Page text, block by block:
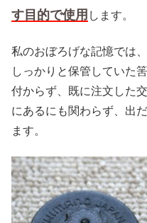
す目的で使用 します。
私のおぼろげな記憶では
しっかりと保管していた
付からず、既に注文した
にあるにも関わらず、出
ます。